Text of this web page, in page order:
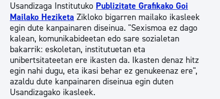
Usandizaga Institutuko Publizitate Grafikako Goi
Mailako Heziketa Zikloko bigarren mailako ikasleek
egin dute kanpainaren diseinua. "Sexismoa ez dago
kalean, komunikabideetan edo sare sozialetan
bakarrik: eskoletan, institutuetan eta
unibertsitateetan ere ikasten da. Ikasten denaz hitz
egin nahi dugu, eta ikasi behar ez genukeenaz ere",
azaldu dute kanpainaren diseinua egin duten
Usandizagako ikasleek.